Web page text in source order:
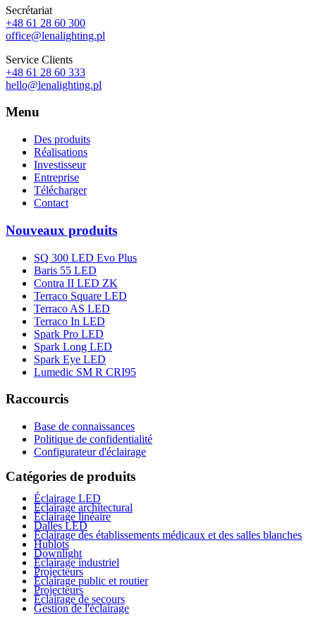
Secrétariat
+48 61 28 60 300
office@lenalighting.pl
Service Clients
+48 61 28 60 333
hello@lenalighting.pl
Menu
Des produits
Réalisations
Investisseur
Entreprise
Télécharger
Contact
Nouveaux produits
SQ 300 LED Evo Plus
Baris 55 LED
Contra II LED ZK
Terraco Square LED
Terraco AS LED
Terraco In LED
Spark Pro LED
Spark Long LED
Spark Eye LED
Lumedic SM R CRI95
Raccourcis
Base de connaissances
Politique de confidentialité
Configurateur d'éclairage
Catégories de produits
Éclairage LED
Éclairage architectural
Éclairage linéaire
Dalles LED
Éclairage des établissements médicaux et des salles blanches
Hublots
Downlight
Éclairage industriel
Projecteurs
Éclairage public et routier
Projecteurs
Éclairage de secours
Gestion de l'éclairage